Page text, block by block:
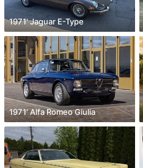
1971' Jaguar E-Type
1971' Alfa Romeo Giulia